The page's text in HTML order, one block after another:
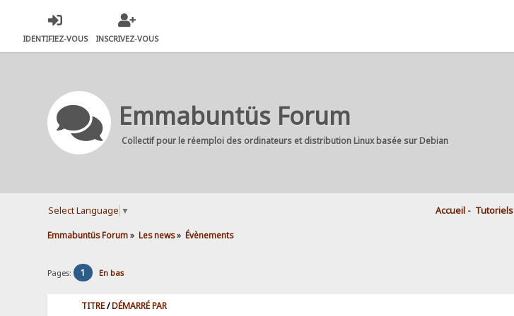
IDENTIFIEZ-VOUS INSCRIVEZ-VOUS
Emmabuntüs Forum
Collectif pour le réemploi des ordinateurs et distribution Linux basée sur Debian
Select Language ▼ Accueil - Tutoriels
Emmabuntüs Forum» Les news» Évènements
Pages: 1 En bas
TITRE/DÉMARRÉ PAR